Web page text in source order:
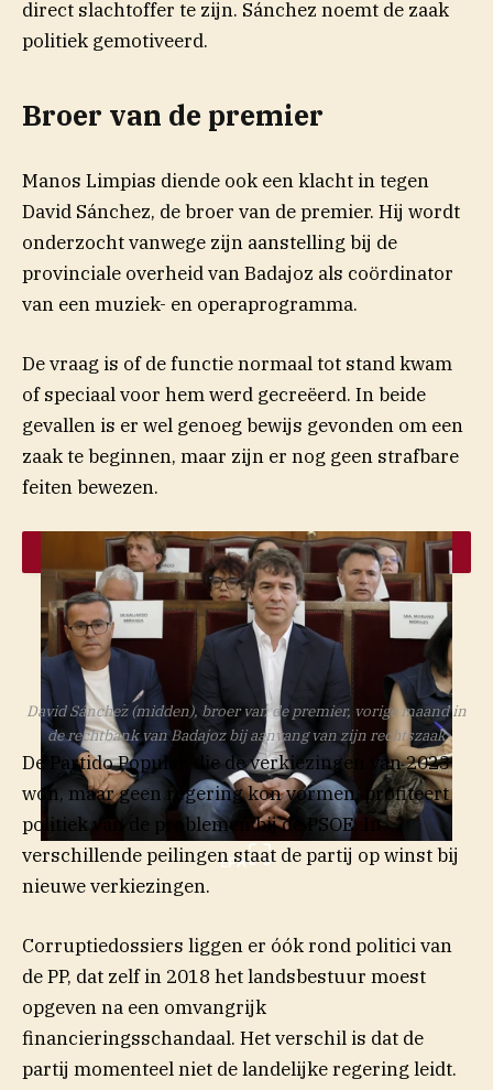
direct slachtoffer te zijn. Sánchez noemt de zaak
politiek gemotiveerd.
Broer van de premier
Manos Limpias diende ook een klacht in tegen
David Sánchez, de broer van de premier. Hij wordt
onderzocht vanwege zijn aanstelling bij de
provinciale overheid van Badajoz als coördinator
van een muziek- en operaprogramma.
De vraag is of de functie normaal tot stand kwam
of speciaal voor hem werd gecreëerd. In beide
gevallen is er wel genoeg bewijs gevonden om een
zaak te beginnen, maar zijn er nog geen strafbare
feiten bewezen.
EPA
David Sánchez (midden), broer van de premier, vorige maand in
de rechtbank van Badajoz bij aanvang van zijn rechtszaak
De Partido Popular, die de verkiezingen van 2023
won, maar geen regering kon vormen, profiteert
politiek van de problemen bij de PSOE. In
verschillende peilingen staat de partij op winst bij
nieuwe verkiezingen.
Corruptiedossiers liggen er óók rond politici van
de PP, dat zelf in 2018 het landsbestuur moest
opgeven na een omvangrijk
financieringsschandaal. Het verschil is dat de
partij momenteel niet de landelijke regering leidt.